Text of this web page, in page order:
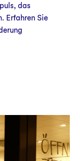
das
Erfahren Sie